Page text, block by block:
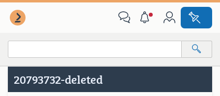
Alle afstanden…
Van deze adverteerder
20793732-deleted